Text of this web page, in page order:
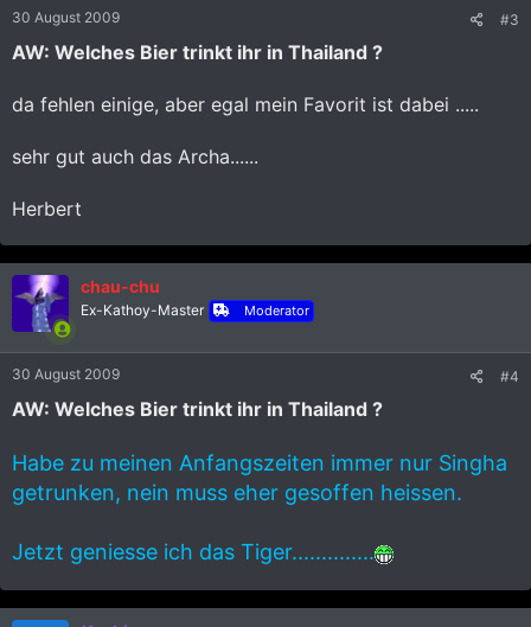
30 August 2009 #3
AW: Welches Bier trinkt ihr in Thailand ?
da fehlen einige, aber egal mein Favorit ist dabei .....
sehr gut auch das Archa......
Herbert
chau-chu
Ex-Kathoy-Master Moderator
30 August 2009 #4
AW: Welches Bier trinkt ihr in Thailand ?
Habe zu meinen Anfangszeiten immer nur Singha
getrunken, nein muss eher gesoffen heissen.
Jetzt geniesse ich das Tiger..............